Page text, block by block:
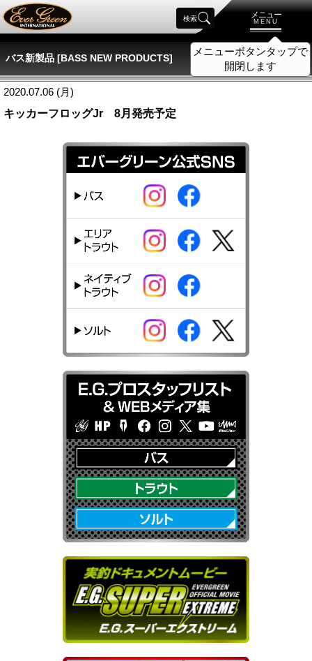
メニュー
MENU
メニューボタンタップで
開閉します
検索
バス新製品 [BASS NEW PRODUCTS]
2020.07.06 (月)
キッカーフロッグJr 8月発売予定